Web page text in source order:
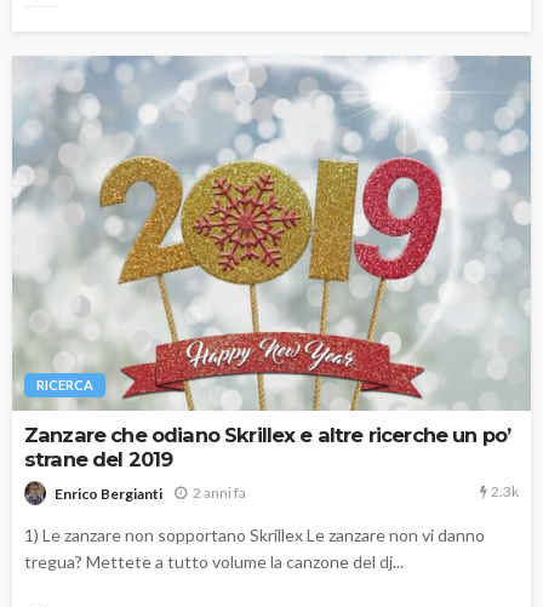
RICERCA
Zanzare che odiano Skrillex e altre ricerche un po’
strane del 2019
Enrico Bergianti 2 anni fa 2.3k
1) Le zanzare non sopportano Skrillex Le zanzare non vi danno
tregua? Mettete a tutto volume la canzone del dj...